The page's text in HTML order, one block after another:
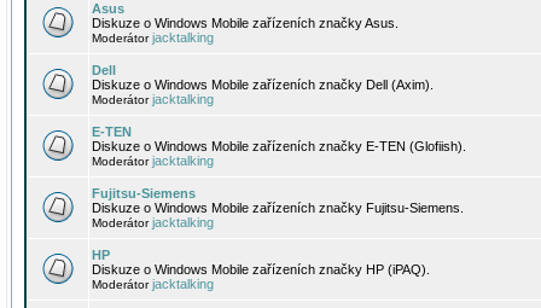
Asus
Diskuze o Windows Mobile zařízeních značky Asus.
Moderátorjacktalking
Dell
Diskuze o Windows Mobile zařízeních značky Dell (Axim).
Moderátorjacktalking
E-TEN
Diskuze o Windows Mobile zařízeních značky E-TEN (Glofiish).
Moderátorjacktalking
Fujitsu-Siemens
Diskuze o Windows Mobile zařízeních značky Fujitsu-Siemens.
Moderátorjacktalking
HP
Diskuze o Windows Mobile zařízeních značky HP (iPAQ).
Moderátorjacktalking